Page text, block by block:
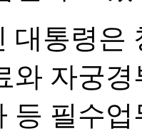
대통령은
와 자궁
등 필수